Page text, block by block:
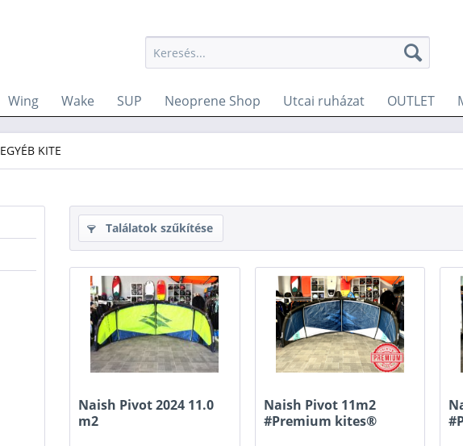
Wing Wake SUP Neoprene Shop Utcai ruházat OUTLET
EGYÉB KITE
Találatok szűkítése
Naish Pivot 2024 11.0
m2
Naish Pivot 11m2
#Premium kites®